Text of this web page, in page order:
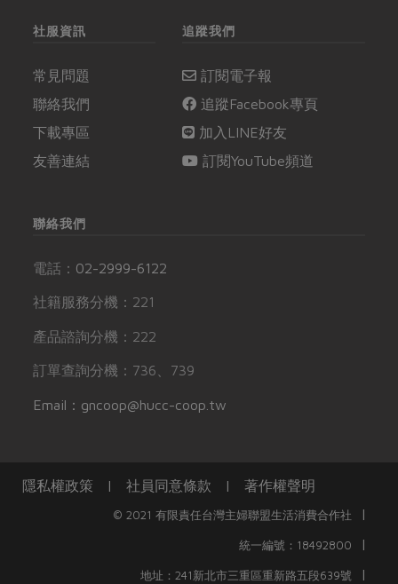
社服資訊
常見問題
聯絡我們
下載專區
友善連結
追蹤我們
訂閱電子報
追蹤Facebook專頁
加入LINE好友
訂閱YouTube頻道
聯絡我們
電話： 02-2999-6122
社籍服務分機：221
產品諮詢分機：222
訂單查詢分機：736、739
Email：gncoop@hucc-coop.tw
隱私權政策 | 社員同意條款 | 著作權聲明
© 2021 有限責任台灣主婦聯盟生活消費合作社 |
統一編號：18492800 |
地址：241新北市三重區重新路五段639號 |